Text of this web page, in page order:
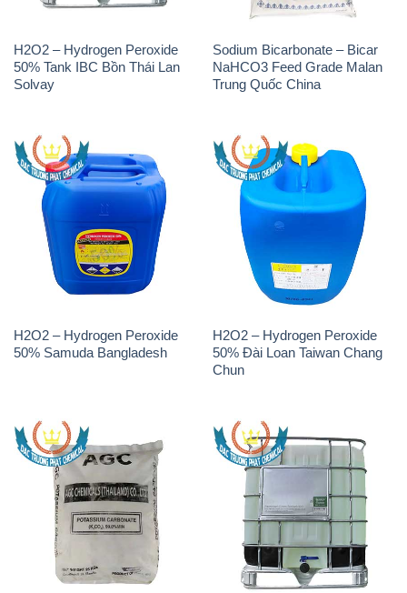
H2O2 – Hydrogen Peroxide
50% Tank IBC Bồn Thái Lan
Solvay
Sodium Bicarbonate – Bicar
NaHCO3 Feed Grade Malan
Trung Quốc China
H2O2 – Hydrogen Peroxide
50% Samuda Bangladesh
H2O2 – Hydrogen Peroxide
50% Đài Loan Taiwan Chang
Chun